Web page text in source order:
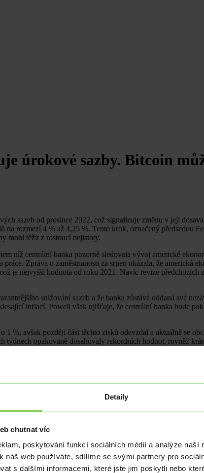
Detaily
chutnat víc
poskytování funkcí sociálních médií a analýze naší
náš web používáte, sdílíme se svými partnery pro
s dalšími informacemi, které jste jim poskytli nebo
úrokové sazby. Bitcoin
sazeb od prosince 2022, což signalizuje změnu v její
rozmezí 4 % až 4,25 %. Tento krok, označený předsedou
mohl těžit z rostoucí nejistoty.
níž centrální banka pozorně sledovala vývoj americké
Zpráva o zaměstnanosti za srpen ukázala, že americká
je nejvyšší hodnota od roku 2021. Navíc revize
snižování sazeb a že banka zůstává oddaná své
inflací. Powell však ujišťuje, že centrální banka bude
%, avšak později část těchto zisků odevzdal a aktuálně se
opakovaně dosahovaly rekordních hodnot, rovněž
Galaxy, je Fed pod tlakem, aby přijal uvolněnější politiku.
předpovědí členů Fedu ohledně budoucího vývoje sazeb –
plot naznačuje, že Fed je otevřený rychlejšímu tempu
očekáváno, je to právě směr naznačený dot plotem, který
jsou akcie nebo kryptoměny, protože nižší výnosy z
hodnoty, může těžit z těchto podmínek, zejména v době
investičního nástroje.
kryptoměny v reakci na tradiční monetární politiku. Snížení
V takovém prostředí může bitcoin a další kryptoměny